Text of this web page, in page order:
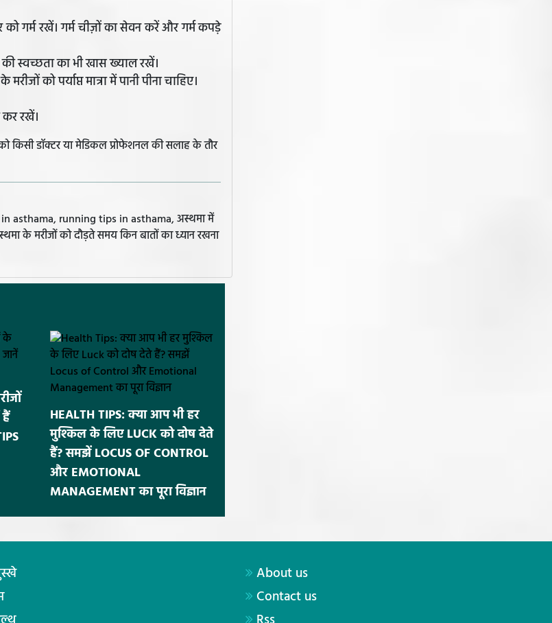
गर्म रखें। गर्म चीज़ों का सेवन करें और गर्म कपड़े
स्वच्छता का भी खास ख्याल रखें।
को पर्याप्त मात्रा में पानी पीना चाहिए।
रखें।
किसी डॉक्टर या मेडिकल प्रोफेशनल की सलाह के तौर
asthama, running tips in asthama, अस्थमा में
के मरीजों को दौड़ते समय किन बातों का ध्यान रखना
HEALTH TIPS: क्या आप भी हर
मुश्किल के लिए LUCK को दोष देते
हैं? समझें LOCUS OF CONTROL
और EMOTIONAL
MANAGEMENT का पूरा विज्ञान
About us
Contact us